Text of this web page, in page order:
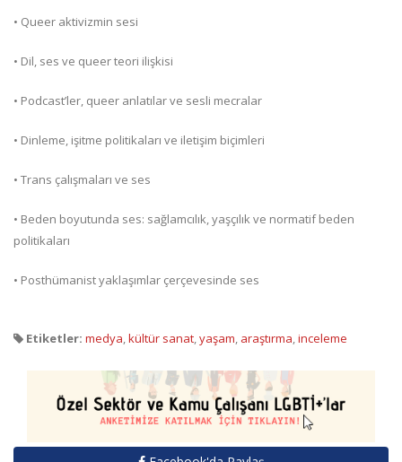
• Queer aktivizmin sesi
• Dil, ses ve queer teori ilişkisi
• Podcast’ler, queer anlatılar ve sesli mecralar
• Dinleme, işitme politikaları ve iletişim biçimleri
• Trans çalışmaları ve ses
• Beden boyutunda ses: sağlamcılık, yaşçılık ve normatif beden
politikaları
• Posthümanist yaklaşımlar çerçevesinde ses
Etiketler: medya,kültür sanat,yaşam, araştırma,inceleme